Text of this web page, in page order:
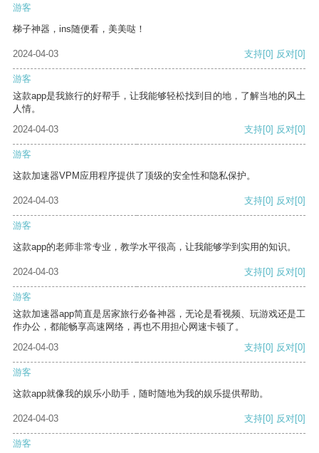
游客
梯子神器，ins随便看，美美哒！
2024-04-03 支持[0] 反对[0]
游客
这款app是我旅行的好帮手，让我能够轻松找到目的地，了解当地的风土
人情。
2024-04-03
支持[0] 反对[0]
游客
这款加速器VPM应用程序提供了顶级的安全性和隐私保护。
2024-04-03 支持[0] 反对[0]
游客
这款app的老师非常专业，教学水平很高，让我能够学到实用的知识。
2024-04-03 支持[0] 反对[0]
游客
这款加速器app简直是居家旅行必备神器，无论是看视频、玩游戏还是工
作办公，都能畅享高速网络，再也不用担心网速卡顿了。
2024-04-03
支持[0] 反对[0]
游客
这款app就像我的娱乐小助手，随时随地为我的娱乐提供帮助。
2024-04-03 支持[0] 反对[0]
游客